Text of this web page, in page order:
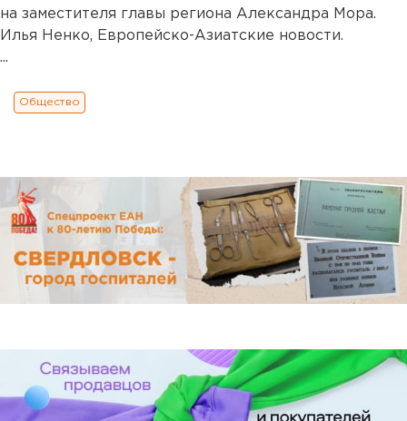
на заместителя главы региона Александра Мора.
Илья Ненко, Европейско-Азиатские новости.
...
Общество